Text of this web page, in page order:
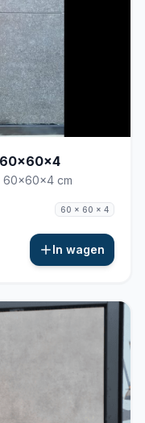
60x60x4
60x60x4 cm
60 x 60 x 4
In wagen